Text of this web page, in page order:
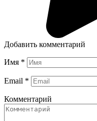
Добавить комментарий
Имя *
Email *
Комментарий